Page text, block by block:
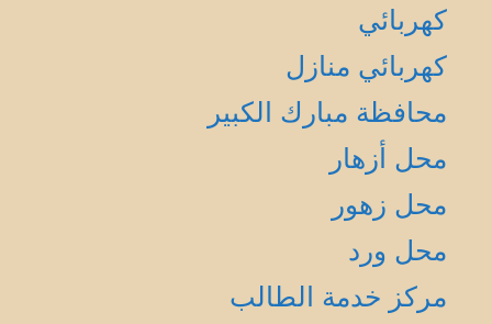
كهربائي
كهربائي منازل
محافظة مبارك الكبير
محل أزهار
محل زهور
محل ورد
مركز خدمة الطالب